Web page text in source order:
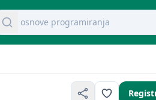
dokumente
mikroekonomija pitanja